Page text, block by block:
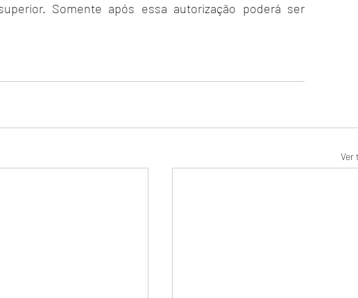
Somente após essa autorização poderá ser
Ver